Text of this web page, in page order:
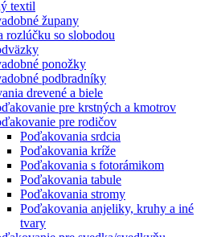
textil
župany
rozlúčku so slobodou
ponožky
podbradníky
drevené a biele
pre krstných a kmotrov
pre rodičov
Poďakovania srdcia
Poďakovania kríže
Poďakovania s fotorámikom
Poďakovania tabule
Poďakovania stromy
Poďakovania anjeliky, kruhy a iné
tvary